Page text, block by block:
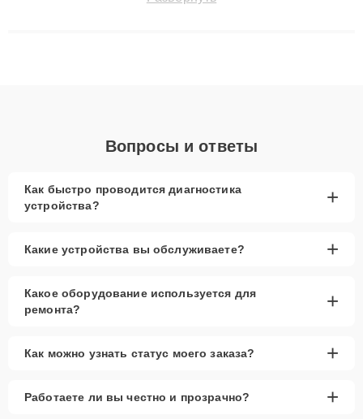
Вопросы и ответы
Как быстро проводится диагностика
устройства?
+
Какие устройства вы обслуживаете? +
Какое оборудование используется для
ремонта?
+
Как можно узнать статус моего заказа? +
Работаете ли вы честно и прозрачно? +